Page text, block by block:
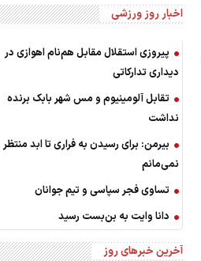
اخبار روز ورزشی
پیروزی استقلال مقابل هم‌نام اهوازی در
دیداری تدارکاتی
تقابل آلومینیوم و مس شهر بابک برنده
نداشت
بیرمن: برای رسیدن به فراری تا ابد منتظر
نمی‌مانم
تساوی فجر سپاسی و تیم جوانان
دانا وایت به بن‌بست رسید
آخرین خبرهای روز